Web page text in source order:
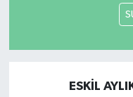
ESKİL